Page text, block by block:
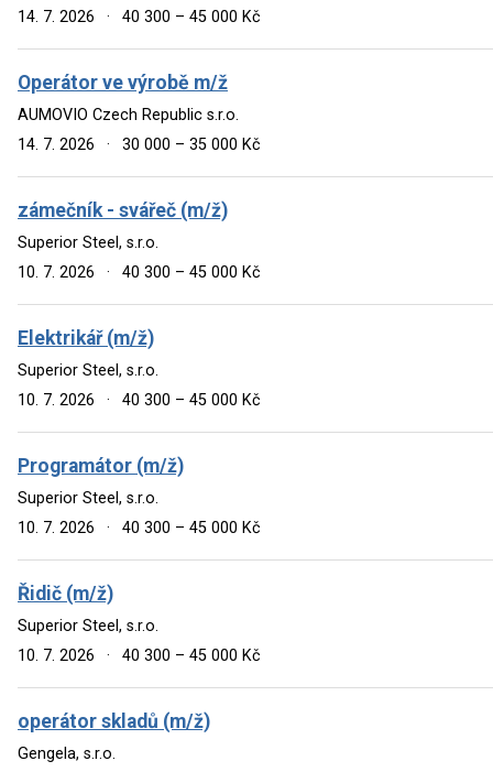
14. 7. 2026
· 40 300 – 45 000 Kč
Operátor ve výrobě m/ž
AUMOVIO Czech Republic s.r.o.
14. 7. 2026
· 30 000 – 35 000 Kč
zámečník - svářeč (m/ž)
Superior Steel, s.r.o.
10. 7. 2026
· 40 300 – 45 000 Kč
Elektrikář (m/ž)
Superior Steel, s.r.o.
10. 7. 2026
· 40 300 – 45 000 Kč
Programátor (m/ž)
Superior Steel, s.r.o.
10. 7. 2026
· 40 300 – 45 000 Kč
Řidič (m/ž)
Superior Steel, s.r.o.
10. 7. 2026
· 40 300 – 45 000 Kč
operátor skladů (m/ž)
Gengela, s.r.o.